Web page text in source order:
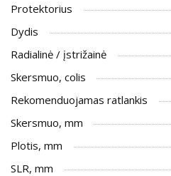
Protektorius
Dydis
Radialinė / įstrižainė
Skersmuo, colis
Rekomenduojamas ratlankis
Skersmuo, mm
Plotis, mm
SLR, mm